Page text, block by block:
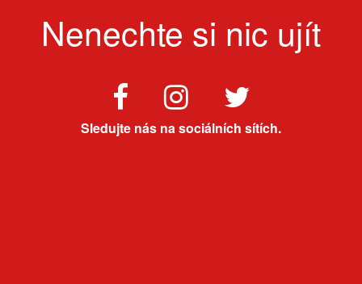
Nenechte si nic ujít
Sledujte nás na sociálních sítích.